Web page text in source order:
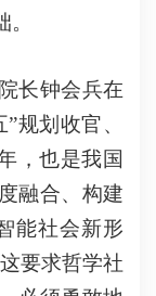
长钟会兵在
规划收官、
，也是我国
融合、构建
能社会新形
要求哲学社